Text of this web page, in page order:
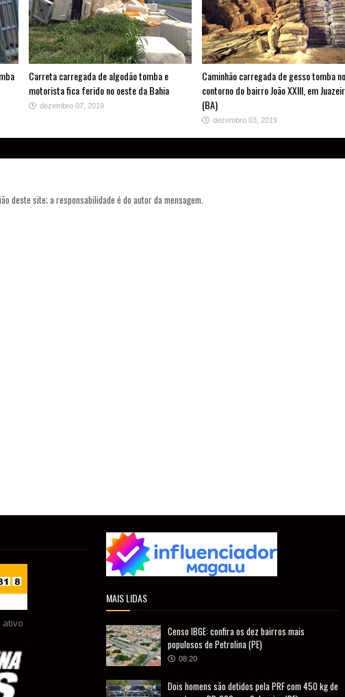
Carreta carregada de algodão tomba e
motorista fica ferido no oeste da Bahia
dezembro 07, 2019
Caminhão carregada de gesso tomba no
contorno do bairro João XXIII, em
(BA)
dezembro 03, 2019
deste site; a responsabilidade é do autor da mensagem.
ativo
MAIS LIDAS
Censo IBGE: confira os dez bairros mais
populosos de Petrolina (PE)
08:20
Dois homens são detidos pela PRF com 450 kg de